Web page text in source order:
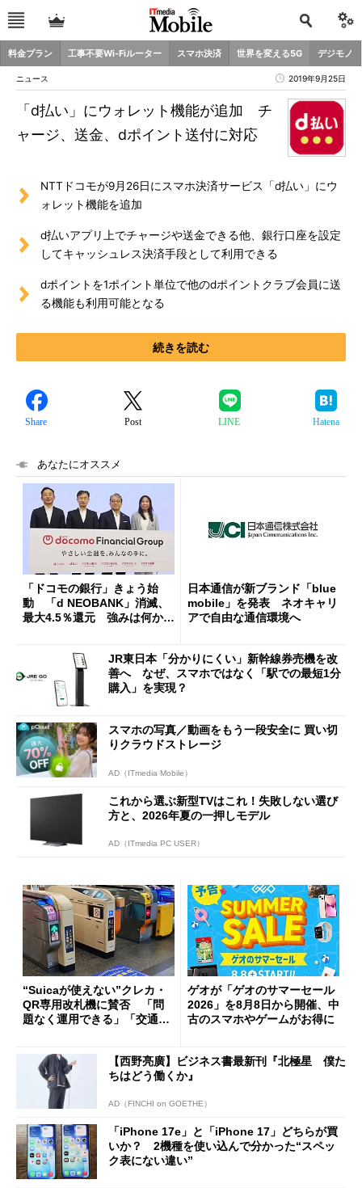
料金プラン 工事不要Wi-Fiルーター スマホ決済 世界を変える5G デジモノ
ニュース 2019年9月25日
「d払い」にウォレット機能が追加 チ
ャージ、送金、dポイント送付に対応
NTTドコモが9月26日にスマホ決済サービス「d払い」にウ
ォレット機能を追加
d払いアプリ上でチャージや送金できる他、銀行口座を設定
してキャッシュレス決済手段として利用できる
dポイントを1ポイント単位で他のdポイントクラブ会員に送
る機能も利用可能となる
続きを読む
Share Post LINE Hatena
あなたにオススメ
「ドコモの銀行」きょう始
動 「d NEOBANK」消滅、
最大4.5％還元 強みは何か解
日本通信が新ブランド「blue
mobile」を発表 ネオキャリ
アで自由な通信環境へ
JR東日本「分かりにくい」新幹線券売機を改
善へ なぜ、スマホではなく「駅での最短1分
購入」を実現？
スマホの写真／動画をもう一段安全に 買い切
りクラウドストレージ
AD（ITmedia Mobile）
これから選ぶ新型TVはこれ！失敗しない選び
方と、2026年夏の一押しモデル
AD（ITmedia PC USER）
“Suicaが使えない”クレカ・
QR専用改札機に賛否 「問
題なく運用できる」「交通系I
ゲオが「ゲオのサマーセール
2026」を8月8日から開催、中
古のスマホやゲームがお得に
【西野亮廣】ビジネス書最新刊『北極星 僕た
ちはどう働くか』
AD（FINCHI on GOETHE）
「iPhone 17e」と「iPhone 17」どちらが買
いか？ 2機種を使い込んで分かった“スペッ
ク表にない違い”